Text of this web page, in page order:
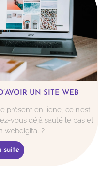
UN SITE WEB
présent en ligne, ce n’est
vous déjà sauté le pas et
webdigital ?
suite